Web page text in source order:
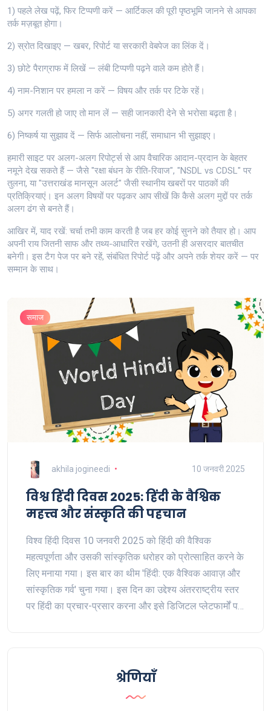
1) पहले लेख पढ़ें, फिर टिप्पणी करें — आर्टिकल की पूरी पृष्ठभूमि जानने से आपका
तर्क मज़बूत होगा।
2) स्रोत दिखाइए — खबर, रिपोर्ट या सरकारी वेबपेज का लिंक दें।
3) छोटे पैराग्राफ में लिखें — लंबी टिप्पणी पढ़ने वाले कम होते हैं।
4) नाम-निशान पर हमला न करें — विषय और तर्क पर टिके रहें।
5) अगर गलती हो जाए तो मान लें — सही जानकारी देने से भरोसा बढ़ता है।
6) निष्कर्ष या सुझाव दें — सिर्फ आलोचना नहीं, समाधान भी सुझाइए।
हमारी साइट पर अलग-अलग रिपोर्ट्स से आप वैचारिक आदान-प्रदान के बेहतर
नमूने देख सकते हैं — जैसे "रक्षा बंधन के रीति-रिवाज", "NSDL vs CDSL" पर
तुलना, या "उत्तराखंड मानसून अलर्ट" जैसी स्थानीय खबरों पर पाठकों की
प्रतिक्रियाएं। इन अलग विषयों पर पढ़कर आप सीखें कि कैसे अलग मुद्दों पर तर्क
अलग ढंग से बनते हैं।
आखिर में, याद रखें: चर्चा तभी काम करती है जब हर कोई सुनने को तैयार हो। आप
अपनी राय जितनी साफ और तथ्य-आधारित रखेंगे, उतनी ही असरदार बातचीत
बनेगी। इस टैग पेज पर बने रहें, संबंधित रिपोर्ट पढ़ें और अपने तर्क शेयर करें — पर
सम्मान के साथ।
समाज
akhila jogineedi 10 जनवरी 2025
विश्व हिंदी दिवस 2025: हिंदी के वैश्विक
महत्त्व और संस्कृति की पहचान
विश्व हिंदी दिवस 10 जनवरी 2025 को हिंदी की वैश्विक
महत्वपूर्णता और उसकी सांस्कृतिक धरोहर को प्रोत्साहित करने के
लिए मनाया गया। इस बार का थीम 'हिंदी: एक वैश्विक आवाज़ और
सांस्कृतिक गर्व' चुना गया। इस दिन का उद्देश्य अंतरराष्ट्रीय स्तर
पर हिंदी का प्रचार-प्रसार करना और इसे डिजिटल प्लेटफार्मों पर
श्रेणियाँ